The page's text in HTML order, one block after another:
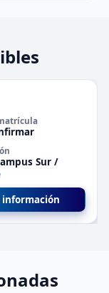
Sur /
información